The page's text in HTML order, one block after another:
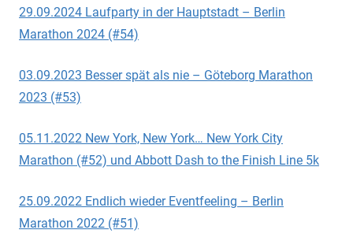
29.09.2024 Laufparty in der Hauptstadt – Berlin
Marathon 2024 (#54)
03.09.2023 Besser spät als nie – Göteborg Marathon
2023 (#53)
05.11.2022 New York, New York… New York City
Marathon (#52) und Abbott Dash to the Finish Line 5k
25.09.2022 Endlich wieder Eventfeeling – Berlin
Marathon 2022 (#51)